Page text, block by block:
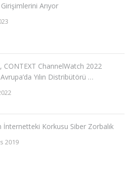
Arıyor
CONTEXT ChannelWatch 2022
Yılın Distribütörü …
İnternetteki Korkusu Siber Zorbalık
2019